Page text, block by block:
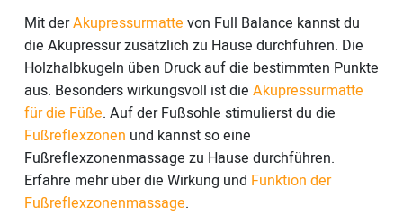
Mit derAkupressurmatte von Full Balance kannst du
die Akupressur zusätzlich zu Hause durchführen. Die
Holzhalbkugeln üben Druck auf die bestimmten Punkte
aus. Besonders wirkungsvoll ist die Akupressurmatte
für die Füße. Auf der Fußsohle stimulierst du die
Fußreflexzonen und kannst so eine
Fußreflexzonenmassage zu Hause durchführen.
Erfahre mehr über die Wirkung und Funktion der
Fußreflexzonenmassage.